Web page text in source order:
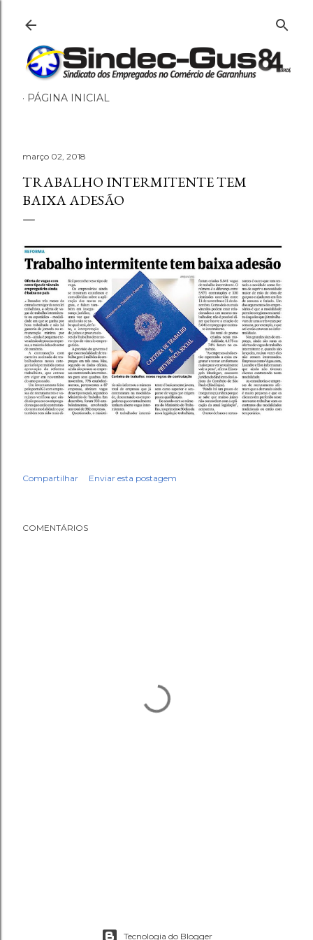
PÁGINA INICIAL
março 02, 2018
TRABALHO INTERMITENTE TEM
BAIXA ADESÃO
Compartilhar Enviar esta postagem
COMENTÁRIOS
Tecnologia do Blogger